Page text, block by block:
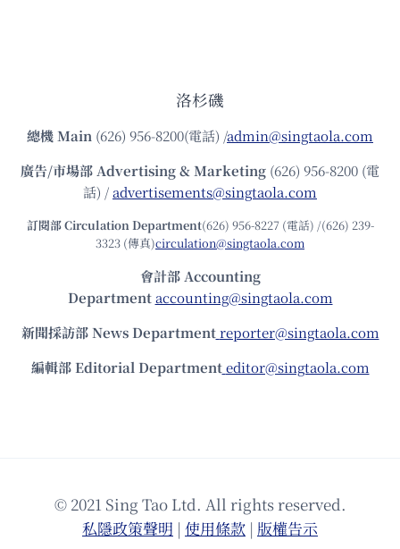
洛杉磯
總機Main (626) 956-8200(電話) /admin@singtaola.com
廣告/市場部Advertising & Marketing (626) 956-8200 (電
話) /advertisements@singtaola.com
訂閱部 Circulation Department(626) 956-8227 (電話) /(626) 239-
3323 (傳真)circulation@singtaola.com
會計部 Accounting
Department accounting@singtaola.com
新聞採訪部 News Department reporter@singtaola.com
編輯部 Editorial Department editor@singtaola.com
© 2021 Sing Tao Ltd. All rights reserved.
私隱政策聲明 | 使⽤條款 | 版權告⽰